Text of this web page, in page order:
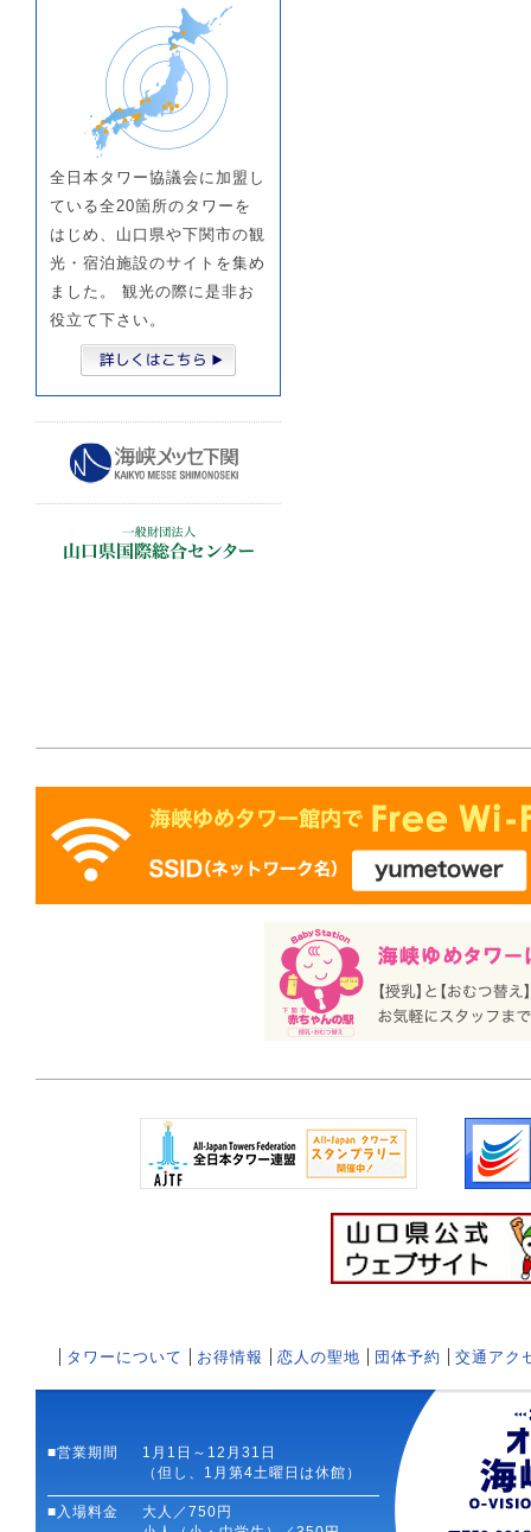
全日本タワー協議会に加盟し
ている全20箇所のタワーを
はじめ、山口県や下関市の観
光・宿泊施設のサイトを集め
ました。 観光の際に是非お
役立て下さい。
タワーについて お得情報 恋人の聖地 団体予約 交通アク
■営業期間
1月1日～12月31日
（但し、1月第4土曜日は休館）
■入場料金
大人／750円